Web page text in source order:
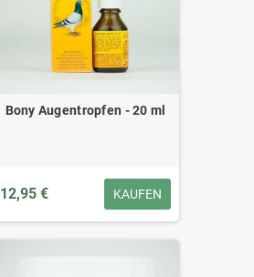
Bony Augentropfen - 20 ml
12,95 € KAUFEN